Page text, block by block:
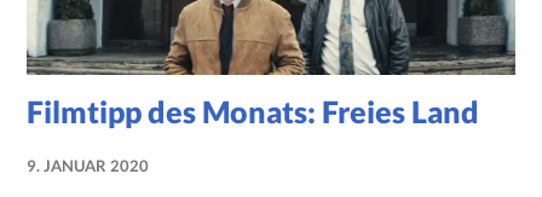
Filmtipp des Monats: Freies Land
9. JANUAR 2020